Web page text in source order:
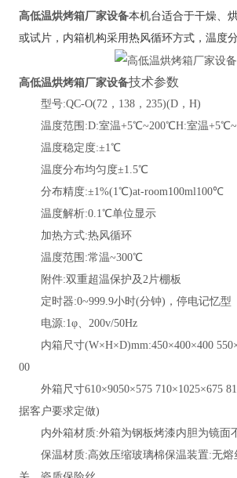
高低温烘烤箱厂家设备本机台适合于干燥、
或试片，内箱机构采用热风循环方式，温度分
高低温烘烤箱厂家设备技术参数
型号:QC-O(72，138，235)(D，H)
温度范围 :D:室温+5℃~200℃H:室温
温度稳定度:±1℃
温度分布均匀度±1.5℃
分布精度:±1%(1℃)at-room100ml100℃
温度解析:0.1℃单位显示
加热方式:热风循环
温度范围 :常温~300℃
附件:双重超温保护及2片棚板
定时器:0~999.9小时(分钟)，停电记忆型
电源:1φ、200v/50Hz
内箱尺寸(W×H×D)mm:450×400×400
00
外箱尺寸610×9050×575 710×1025×675
据客户要求定做)
内外箱材质:外箱为钢板烤漆内胆为镜面
保温材质:高效压缩玻璃棉保温装置:无